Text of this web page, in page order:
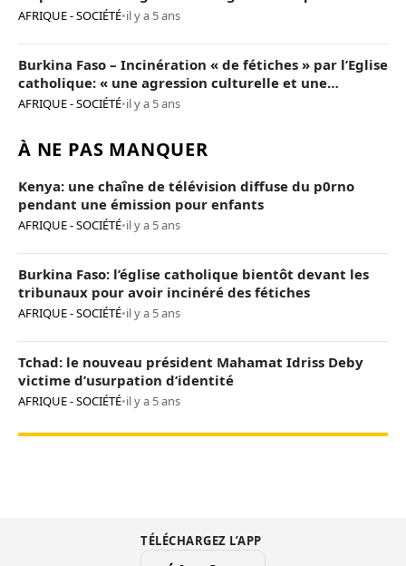
AFRIQUE - SOCIÉTÉ•il y a 5 ans
Burkina Faso – Incinération « de fétiches » par l’Eglise
catholique: « une agression culturelle et une
provocation de trop »
AFRIQUE - SOCIÉTÉ•il y a 5 ans
À NE PAS MANQUER
Kenya: une chaîne de télévision diffuse du p0rno
pendant une émission pour enfants
AFRIQUE - SOCIÉTÉ•il y a 5 ans
Burkina Faso: l’église catholique bientôt devant les
tribunaux pour avoir incinéré des fétiches
AFRIQUE - SOCIÉTÉ•il y a 5 ans
Tchad: le nouveau président Mahamat Idriss Deby
victime d’usurpation d’identité
AFRIQUE - SOCIÉTÉ•il y a 5 ans
TÉLÉCHARGEZ L’APP